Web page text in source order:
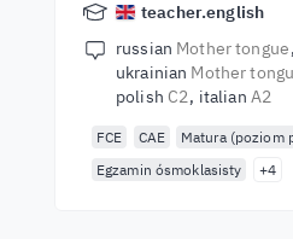
teacher.english
russian Mother tongue
ukrainian Mother
polish C2 italian A2
FCE CAE
Matura (poziom
Egzamin ósmoklasisty
+4